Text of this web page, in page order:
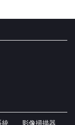
統 影像掃描器